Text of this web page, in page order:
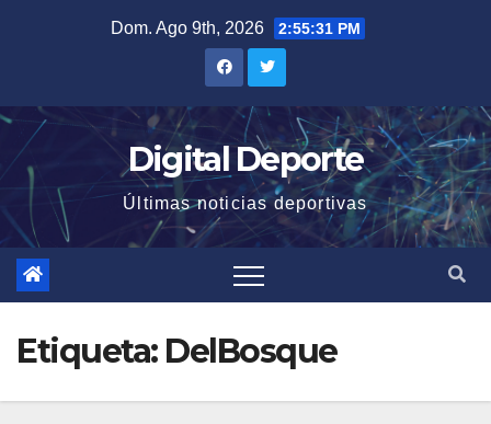
Dom. Ago 9th, 2026 2:55:32 PM
Digital Deporte
Últimas noticias deportivas
Etiqueta: DelBosque